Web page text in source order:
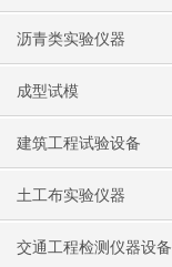
沥青类实验仪器
成型试模
建筑工程试验设备
土工布实验仪器
交通工程检测仪器设备